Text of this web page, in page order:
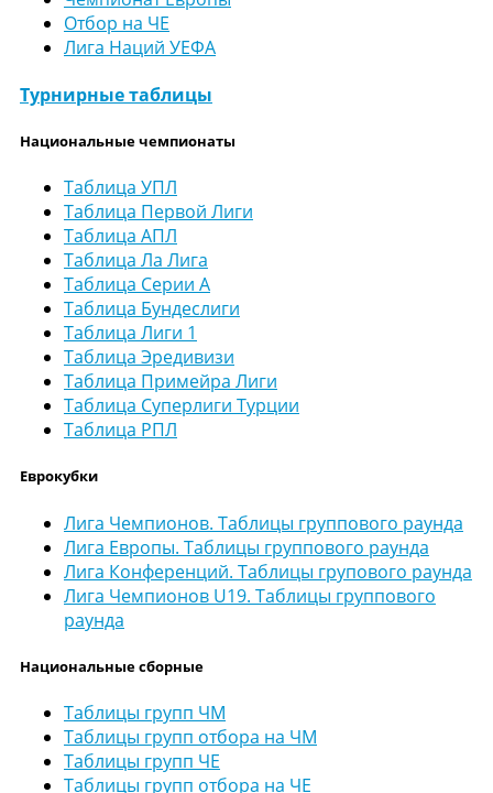
Отбор на ЧЕ
Лига Наций УЕФА
Турнирные таблицы
Национальные чемпионаты
Таблица УПЛ
Таблица Первой Лиги
Таблица АПЛ
Таблица Ла Лига
Таблица Серии А
Таблица Бундеслиги
Таблица Лиги 1
Таблица Эредивизи
Таблица Примейра Лиги
Таблица Суперлиги Турции
Таблица РПЛ
Еврокубки
Лига Чемпионов. Таблицы группового раунда
Лига Европы. Таблицы группового раунда
Лига Конференций. Таблицы групового раунда
Лига Чемпионов U19. Таблицы группового
раунда
Национальные сборные
Таблицы групп ЧМ
Таблицы групп отбора на ЧМ
Таблицы групп ЧЕ
Таблицы групп отбора на ЧЕ